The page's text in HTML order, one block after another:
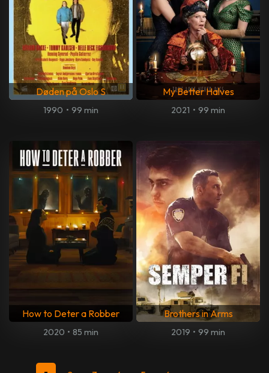
Døden på Oslo S
1990 • 99 min
My Better Halves
2021 • 99 min
How to Deter a Robber
2020 • 85 min
Brothers in Arms
2019 • 99 min